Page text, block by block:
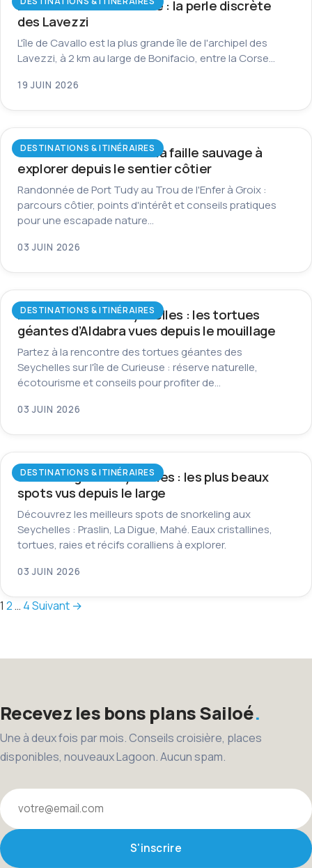
L’île de Cavallo en Corse : la perle discrète
des Lavezzi
L'île de Cavallo est la plus grande île de l'archipel des
Lavezzi, à 2 km au large de Bonifacio, entre la Corse…
19 JUIN 2026
DESTINATIONS & ITINÉRAIRES
Trou de l’Enfer à Groix : la faille sauvage à
explorer depuis le sentier côtier
Randonnée de Port Tudy au Trou de l'Enfer à Groix :
parcours côtier, points d'intérêt et conseils pratiques
pour une escapade nature…
03 JUIN 2026
DESTINATIONS & ITINÉRAIRES
Île Curieuse aux Seychelles : les tortues
géantes d’Aldabra vues depuis le mouillage
Partez à la rencontre des tortues géantes des
Seychelles sur l'île de Curieuse : réserve naturelle,
écotourisme et conseils pour profiter de…
03 JUIN 2026
DESTINATIONS & ITINÉRAIRES
Snorkeling aux Seychelles : les plus beaux
spots vus depuis le large
Découvrez les meilleurs spots de snorkeling aux
Seychelles : Praslin, La Digue, Mahé. Eaux cristallines,
tortues, raies et récifs coralliens à explorer.
03 JUIN 2026
Pagination
publications
1 2… 4Suivant →
Recevez les bons plans Sailoé
Une à deux fois par mois. Conseils croisière, places
disponibles, nouveaux Lagoon. Aucun spam.
Votre email
S'inscrire